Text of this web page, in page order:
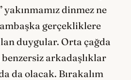
yakınmamız dinmez ne
gerçekliklere
duygular. Orta çağda
arkadaşlıklar
da olacak. Bırakalım